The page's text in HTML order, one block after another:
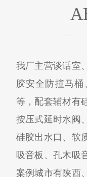
我厂主营谈话室
胶安全防撞马
等，配套辅材有
按压式延时水阀
硅胶出水口、软
吸音板、孔木吸
案例城市有陕西